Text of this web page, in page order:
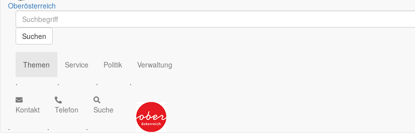
Oberösterreich
Schnellsuche
Schnellsuche
Suchen
Themen
.
Service
.
Politik
.
Verwaltung
.
Kontakt
.
Telefon
.
Suche
.